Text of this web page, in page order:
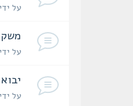
על ידי
על ידי
על ידי